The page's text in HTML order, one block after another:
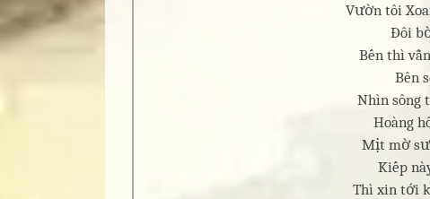
Vườn tôi
Đôi
Bến thì
Bên
Nhìn sông
Hoàng
Mịt mờ
Kiếp
Thì xin tới